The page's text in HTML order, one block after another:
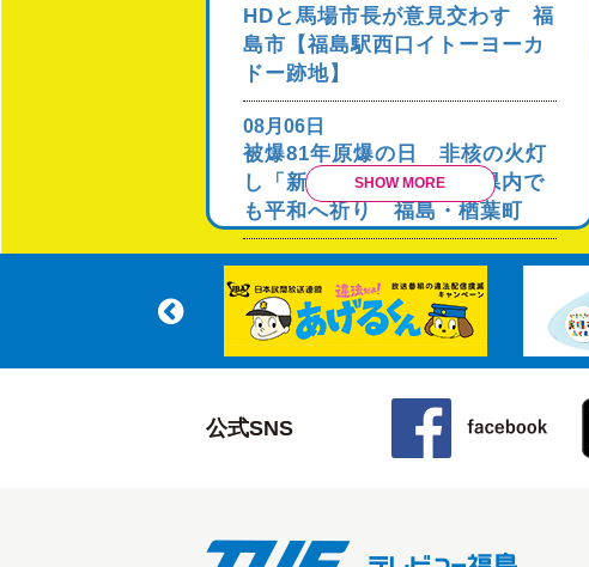
HDと馬場市長が意見交わす 福
島市【福島駅西口イトーヨーカ
ドー跡地】
08月06日
被爆81年原爆の日 非核の火灯
し「新たな決意の日に」県内で
も平和へ祈り 福島・楢葉町
SHOW MORE
公式SNS